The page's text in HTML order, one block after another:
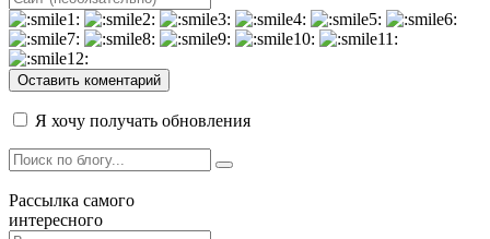
Оставить коментарий
Я хочу получать обновления
Рассылка самого
интересного